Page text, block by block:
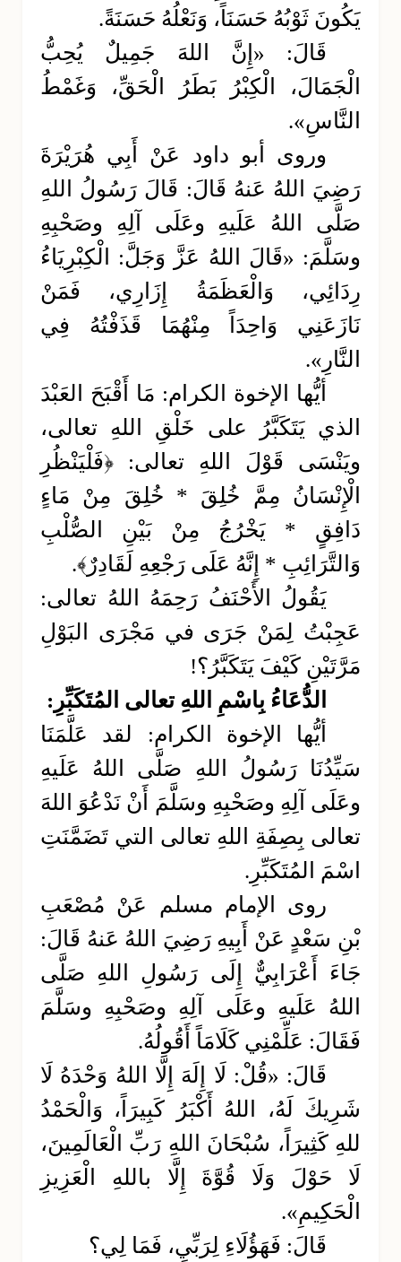
يَكُونَ ثَوْبُهُ حَسَنَاً، وَنَعْلُهُ حَسَنَةً.
قَالَ: «إِنَّ اللهَ جَمِيلٌ يُحِبُّ
الْجَمَالَ، الْكِبْرُ بَطَرُ الْحَقِّ، وَغَمْطُ
النَّاسِ».
وروى أبو داود عَنْ أَبِي هُرَيْرَةَ
رَضِيَ اللهُ عَنهُ قَالَ: قَالَ رَسُولُ اللهِ
صَلَّى اللهُ عَلَيهِ وعَلَى آلِهِ وصَحْبِهِ
وسَلَّمَ: «قَالَ اللهُ عَزَّ وَجَلَّ: الْكِبْرِيَاءُ
رِدَائِي، وَالْعَظَمَةُ إِزَارِي، فَمَنْ
نَازَعَنِي وَاحِدَاً مِنْهُمَا قَذَفْتُهُ فِي
النَّارِ».
أيُّها الإخوة الكرام: مَا أَقْبَحَ العَبْدَ
الذي يَتَكَبَّرُ على خَلْقِ اللهِ تعالى،
ويَنْسَى قَوْلَ اللهِ تعالى: ﴿فَلْيَنْظُرِ
الْإِنْسَانُ مِمَّ خُلِقَ * خُلِقَ مِنْ مَاءٍ
دَافِقٍ * يَخْرُجُ مِنْ بَيْنِ الصُّلْبِ
وَالتَّرَائِبِ * إِنَّهُ عَلَى رَجْعِهِ لَقَادِرٌ﴾.
يَقُولُ الأَحْنَفُ رَحِمَهُ اللهُ تعالى:
عَجِبْتُ لِمَنْ جَرَى في مَجْرَى البَوْلِ
مَرَّتَيْنِ كَيْفَ يَتَكَبَّرُ؟!
الدُّعَاءُ بِاسْمِ اللهِ تعالى المُتَكَبِّرِ:
أيُّها الإخوة الكرام: لقد عَلَّمَنَا
سَيِّدُنَا رَسُولُ اللهِ صَلَّى اللهُ عَلَيهِ
وعَلَى آلِهِ وصَحْبِهِ وسَلَّمَ أَنْ نَدْعُوَ اللهَ
تعالى بِصِفَةِ اللهِ تعالى التي تَضَمَّنَتِ
اسْمَ المُتَكَبِّرِ.
روى الإمام مسلم عَنْ مُصْعَبِ
بْنِ سَعْدٍ عَنْ أَبِيهِ رَضِيَ اللهُ عَنهُ قَالَ:
جَاءَ أَعْرَابِيٌّ إِلَى رَسُولِ اللهِ صَلَّى
اللهُ عَلَيهِ وعَلَى آلِهِ وصَحْبِهِ وسَلَّمَ
فَقَالَ: عَلِّمْنِي كَلَامَاً أَقُولُهُ.
قَالَ: «قُلْ: لَا إِلَهَ إِلَّا اللهُ وَحْدَهُ لَا
شَرِيكَ لَهُ، اللهُ أَكْبَرُ كَبِيرَاً، وَالْحَمْدُ
للهِ كَثِيرَاً، سُبْحَانَ اللهِ رَبِّ الْعَالَمِينَ،
لَا حَوْلَ وَلَا قُوَّةَ إِلَّا باللهِ الْعَزِيزِ
الْحَكِيمِ».
قَالَ: فَهَؤُلَاءِ لِرَبِّي، فَمَا لِي؟